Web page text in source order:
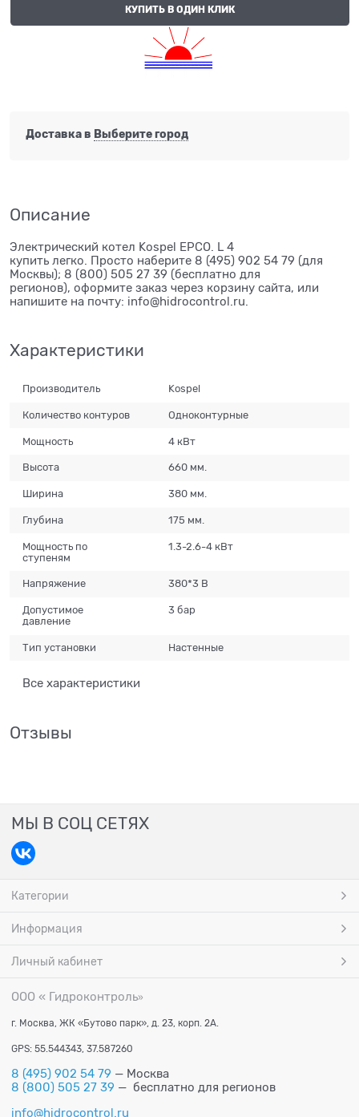
КУПИТЬ В ОДИН КЛИК
Доставка в Выберите город
Описание
Электрический котел Kospel EPCO. L 4
купить легко. Просто наберите 8 (495) 902 54 79 (для
Москвы); 8 (800) 505 27 39 (бесплатно для
регионов), оформите заказ через корзину сайта, или
напишите на почту: info@hidrocontrol.ru.
Характеристики
Производитель Kospel
Количество контуров Одноконтурные
Мощность 4 кВт
Высота 660 мм.
Ширина 380 мм.
Глубина 175 мм.
Мощность по
ступеням
1.3-2.6-4 кВт
Напряжение 380*3 В
Допустимое
давление
3 бар
Тип установки Настенные
Все характеристики
Отзывы
МЫ В СОЦ СЕТЯХ
Категории
Информация
Личный кабинет
ООО « Гидроконтроль»
г. Москва, ЖК «Бутово парк», д. 23, корп. 2А.
GPS: 55.544343, 37.587260
8 (495) 902 54 79 — Москва
8 (800) 505 27 39 — бесплатно для регионов
info@hidrocontrol.ru